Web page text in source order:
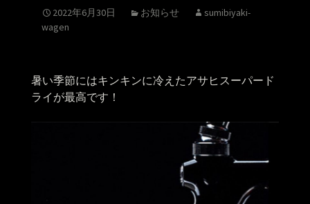
2022年6月30日 お知らせ
sumibiyaki-
wagen
暑い季節にはキンキンに冷えたアサヒスーパード
ライが最高です！